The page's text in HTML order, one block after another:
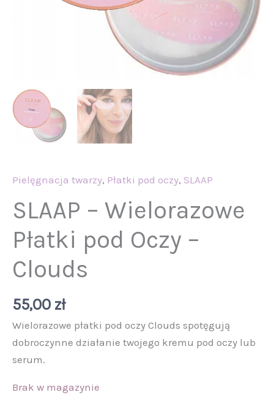
Pielęgnacja twarzy, Płatki pod oczy, SLAAP
SLAAP – Wielorazowe
Płatki pod Oczy –
Clouds
55,00 zł
Wielorazowe płatki pod oczy Clouds spotęgują
dobroczynne działanie twojego kremu pod oczy lub
serum.
Brak w magazynie